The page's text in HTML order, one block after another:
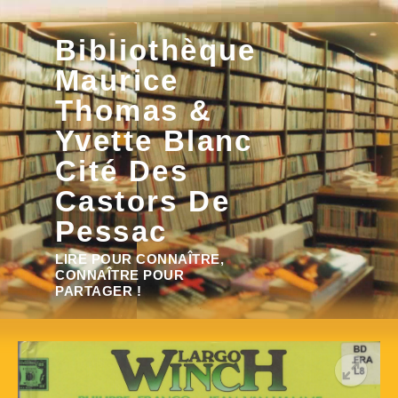
Aller
au
contenuBibliothèque
Maurice
Thomas &
Yvette Blanc
Cité Des
Castors De
Pessac
LIRE POUR CONNAÎTRE,
CONNAÎTRE POUR
PARTAGER !
Rechercher :